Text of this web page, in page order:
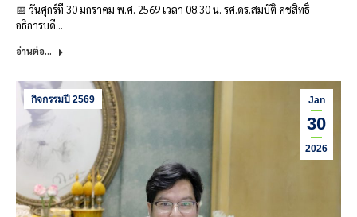
📅 วันศุกร์ที่ 30 มกราคม พ.ศ. 2569 เวลา 08.30 น. รศ.ดร.สมบัติ คชสิทธิ์
อธิการบดี…
อ่านต่อ...
Jan
30
2026
กิจกรรมปี 2569